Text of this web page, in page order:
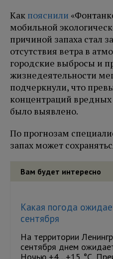
Как пояснили
мобильной
причиной запаха стал
отсутствия ветра в
городские выбросы и
жизнедеятельности
подчеркнули, что
концентраций
было выявлено.
По прогнозам
запах может
Вам будет интересно
Какая погода
сентября
На территории
сентября днем